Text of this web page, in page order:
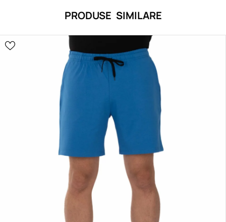
PRODUSE SIMILARE